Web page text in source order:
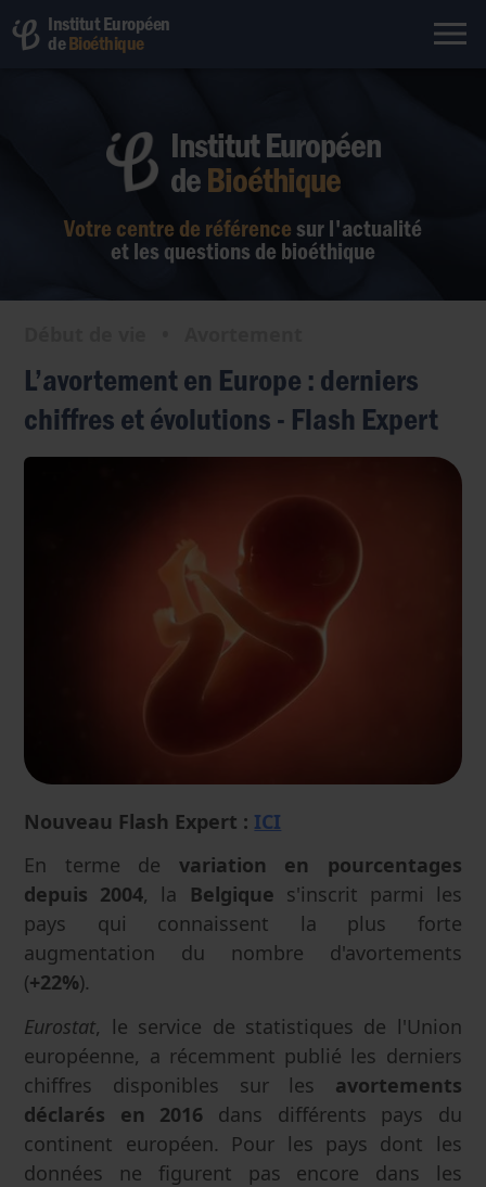
Institut Européen
deBioéthique
Votre centre de référence sur l'actualité
et les questions de bioéthique
Institut Européen
deBioéthique
L’avortement en Europe : derniers
chiffres et évolutions - Flash Expert
Nouveau Flash Expert : ICI
En terme de variation en pourcentages
depuis 2004, la Belgique s'inscrit parmi les
pays qui connaissent la plus forte
augmentation du nombre d'avortements
(+22%).
Eurostat, le service de statistiques de l'Union
européenne, a récemment publié les derniers
chiffres disponibles sur les avortements
déclarés en 2016 dans différents pays du
continent européen. Pour les pays dont les
données ne figurent pas encore dans les